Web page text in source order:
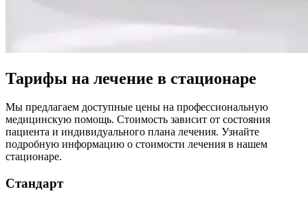
Тарифы на лечение в стационаре
Мы предлагаем доступные цены на профессиональную
медицинскую помощь. Стоимость зависит от состояния
пациента и индивидуального плана лечения. Узнайте
подробную информацию о стоимости лечения в нашем
стационаре.
Стандарт